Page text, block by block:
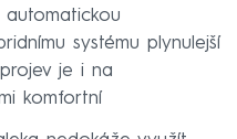
automatickou
systému plynulejší
je i na
komfortní